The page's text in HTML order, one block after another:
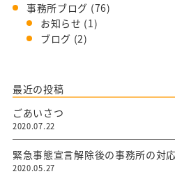
事務所ブログ (76)
お知らせ (1)
ブログ (2)
最近の投稿
ごあいさつ
2020.07.22
緊急事態宣言解除後の事務所の対
2020.05.27